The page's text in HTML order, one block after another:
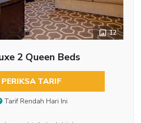
12
2 Queen Beds
PERIKSA TARIF
Tarif Rendah Hari Ini